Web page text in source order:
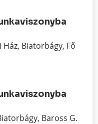
Ház, Biatorbágy, Fő
Baross G.